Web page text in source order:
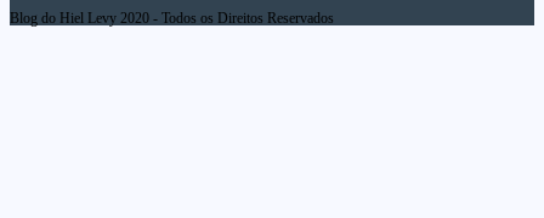
Blog do Hiel Levy 2020 - Todos os Direitos Reservados